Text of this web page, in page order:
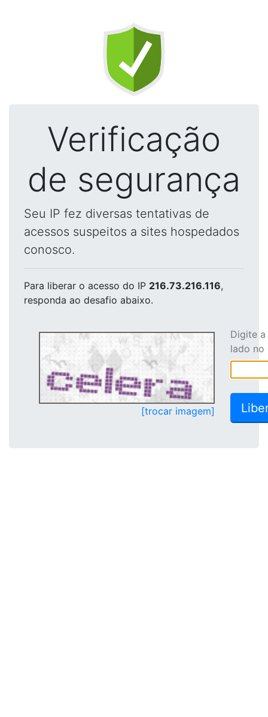
Verificação
de segurança
Seu IP fez diversas tentativas de
acessos suspeitos a sites hospedados
conosco.
Para liberar o acesso do IP 216.73.216.116,
responda ao desafio abaixo.
[trocar imagem]
Digite
lado no